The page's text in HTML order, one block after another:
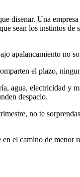
disenar. Una
sean los instintos
apalancamiento no
el plazo,
electricidad y
despacio.
no te
el camino de